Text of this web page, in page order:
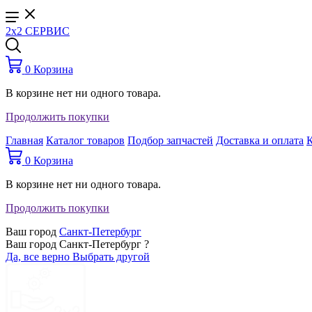
2x2 СЕРВИС
0 Корзина
В корзине нет ни одного товара.
Продолжить покупки
Главная Каталог товаров Подбор запчастей Доставка и оплата
0 Корзина
В корзине нет ни одного товара.
Продолжить покупки
Ваш город Санкт-Петербург
Ваш город Санкт-Петербург ?
Да, все верно Выбрать другой